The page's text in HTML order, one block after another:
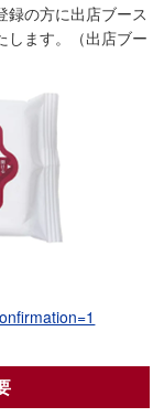
録の方に出店ブース
します。（出店ブー